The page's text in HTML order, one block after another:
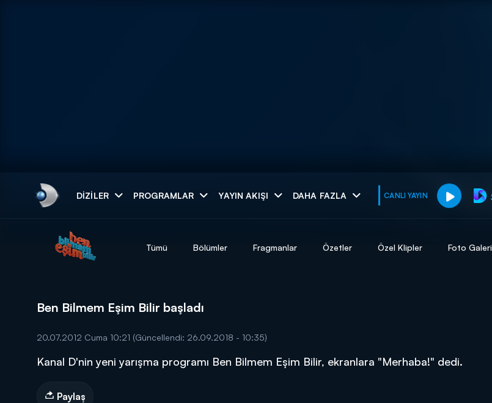
DIZILER PROGRAMLAR YAYIN AKIŞI DAHA FAZLA CANLI YAYIN
muhteşem ikili
DİĞER SONUÇLAR
Tümü Bölümler Fragmanlar Özetler Özel Klipler Foto Galeri
Ben Bilmem Eşim Bilir başladı
20.07.2012 Cuma 10:21 (Güncellendi: 26.09.2018 - 10:35)
Kanal D'nin yeni yarışma programı Ben Bilmem Eşim Bilir, ekranlara "Merhaba!" dedi.
Paylaş